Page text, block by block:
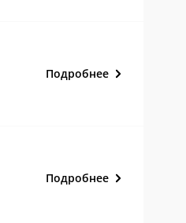
Подробнее
Подробнее